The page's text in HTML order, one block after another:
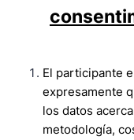
El participante
expresamente
los datos
metodología,